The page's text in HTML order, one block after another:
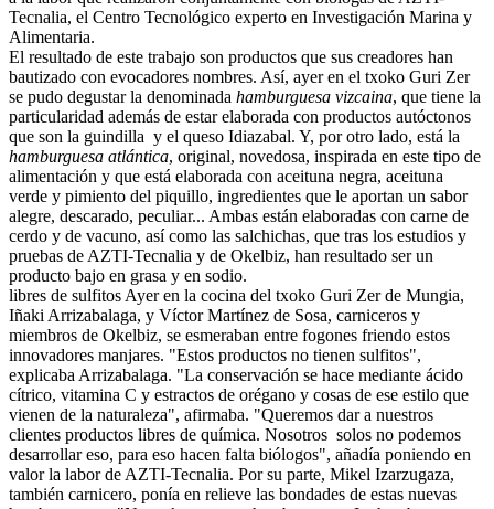
Tecnalia, el Centro Tecnológico experto en Investigación Marina y
Alimentaria.
El resultado de este trabajo son productos que sus creadores han
bautizado con evocadores nombres. Así, ayer en el txoko Guri Zer
se pudo degustar la denominada hamburguesa vizcaina, que tiene la
particularidad además de estar elaborada con productos autóctonos
que son la guindilla y el queso Idiazabal. Y, por otro lado, está la
hamburguesa atlántica, original, novedosa, inspirada en este tipo de
alimentación y que está elaborada con aceituna negra, aceituna
verde y pimiento del piquillo, ingredientes que le aportan un sabor
alegre, descarado, peculiar... Ambas están elaboradas con carne de
cerdo y de vacuno, así como las salchichas, que tras los estudios y
pruebas de AZTI-Tecnalia y de Okelbiz, han resultado ser un
producto bajo en grasa y en sodio.
libres de sulfitos Ayer en la cocina del txoko Guri Zer de Mungia,
Iñaki Arrizabalaga, y Víctor Martínez de Sosa, carniceros y
miembros de Okelbiz, se esmeraban entre fogones friendo estos
innovadores manjares. "Estos productos no tienen sulfitos",
explicaba Arrizabalaga. "La conservación se hace mediante ácido
cítrico, vitamina C y estractos de orégano y cosas de ese estilo que
vienen de la naturaleza", afirmaba. "Queremos dar a nuestros
clientes productos libres de química. Nosotros solos no podemos
desarrollar eso, para eso hacen falta biólogos", añadía poniendo en
valor la labor de AZTI-Tecnalia. Por su parte, Mikel Izarzugaza,
también carnicero, ponía en relieve las bondades de estas nuevas